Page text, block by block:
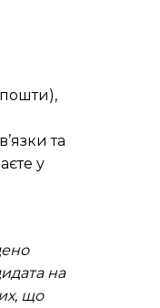
пошти),
та
у
на
що